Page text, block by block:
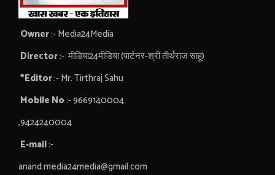
Owner:- Media24Media
Director:- मीडिया24मीडिया (पार्टनर-श्री तीर्थराज साहू)
*Editor:- Mr. Tirthraj Sahu
Mobile No:- 9669140004
,9424240004
E-mail:-
anand.media24media@gmail.com